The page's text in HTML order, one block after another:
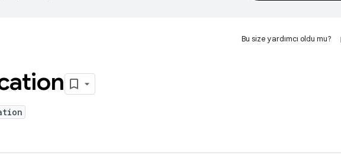
Bu size yardımcı oldu mu?